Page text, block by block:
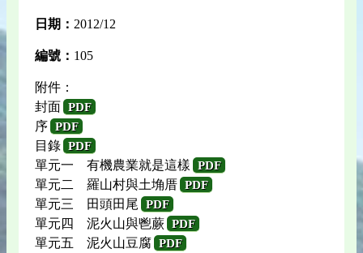
日期： 2012/12
編號： 105
附件：
封面 PDF
序 PDF
目錄 PDF
單元一 有機農業就是這樣 PDF
單元二 羅山村與土埆厝 PDF
單元三 田頭田尾 PDF
單元四 泥火山與鬯蕨 PDF
單元五 泥火山豆腐 PDF